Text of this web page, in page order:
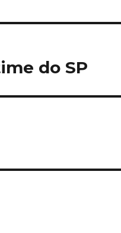
do SP